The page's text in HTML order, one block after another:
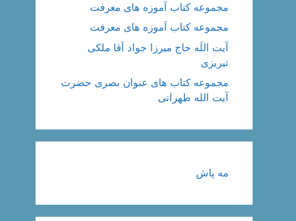
مجموعه کتاب آموزه های معرفت
مجموعه کتاب آموزه های معرفت
آیت اللَه حاج میرزا جواد آقا ملکی
تبریزی
مجموعه کتاب های عنوان بصری حضرت
آیت الله طهرانی
مه پاش